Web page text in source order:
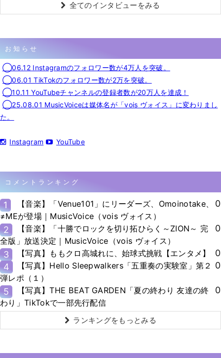
全てのインタビューをみる
お知らせ
◯06.12 Instagramのフォロワー数が4万人を突破。
◯06.01 TikTokのフォロワー数が2万を突破。
◯10.11 YouTubeチャンネルの登録者数が20万人を達成！
◯25.08.01 MusicVoiceは媒体名が「vois ヴォイス」に変わりまし
た。
Instagram YouTube
コメントランキング
1
【音楽】「Venue101」にリーダーズ、Omoinotake、
≠MEが登場｜MusicVoice（vois ヴォイス）
0
2
【音楽】「十勝でロックを切り拓ひらく～ZION～ 完
全版」放送決定｜MusicVoice（vois ヴォイス）
0
3 【写真】ももクロ高城れに、始球式挑戦【エンタメ】
0
4
【写真】Hello Sleepwalkers「五重奏の実験室」第２
弾レポ（１）
0
5
【写真】THE BEAT GARDEN「夏の終わり 友達の終
わり」TikTokで一部先行配信
0
ランキングをもっとみる